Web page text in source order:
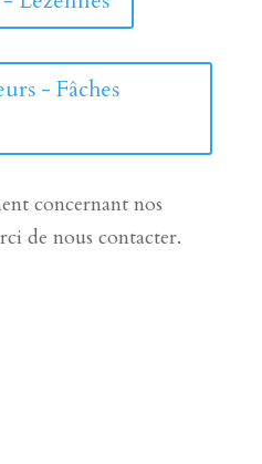
- Fâches
concernant nos
de nous contacter.